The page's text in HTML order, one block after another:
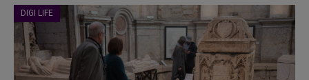
DIGI LIFE